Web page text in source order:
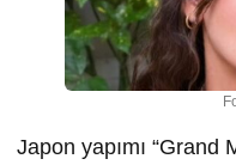
Japon yapımı “Grand